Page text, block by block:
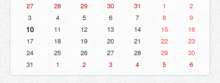
27
28 29 30 31 1
2
3
4 5 6 7 8 9
10 11 12 13 14 15
16
17
18 19 20 21 22
23
24
25 26 27 28 29
30
31
1 2 3 4 5 6